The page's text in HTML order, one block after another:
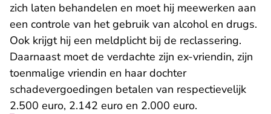
zich laten behandelen en moet hij meewerken aan
een controle van het gebruik van alcohol en drugs.
Ook krijgt hij een meldplicht bij de reclassering.
Daarnaast moet de verdachte zijn ex-vriendin, zijn
toenmalige vriendin en haar dochter
schadevergoedingen betalen van respectievelijk
2.500 euro, 2.142 euro en 2.000 euro.